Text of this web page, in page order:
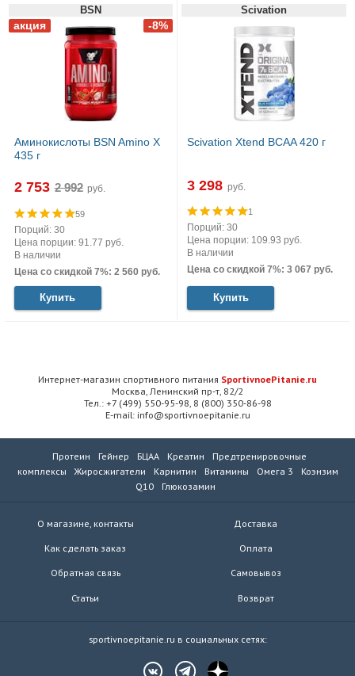
BSN
Аминокислоты BSN Amino X
435 г
2 753 руб.
59
Порций: 30
Цена порции: 91.77 руб.
В наличии
Цена со скидкой 7%: 2 560 руб.
Купить
Scivation
Scivation Xtend BCAA 420 г
3 298 руб.
1
Порций: 30
Цена порции: 109.93 руб.
В наличии
Цена со скидкой 7%: 3 067 руб.
Купить
Интернет-магазин спортивного питания SportivnoePitanie.ru
Москва, Ленинский пр-т, 82/2
Тел.: +7 (499) 550-95-98, 8 (800) 350-86-98
E-mail: info@sportivnoepitanie.ru
Протеин Гейнер БЦАА Креатин
Предтренировочные
комплексы
Жиросжигатели Карнитин Витамины Омега 3
Коэнзим
Q10
Глюкозамин
О магазине, контакты
Как сделать заказ
Обратная связь
Статьи
Доставка
Оплата
Самовывоз
Возврат
sportivnoepitanie.ru в социальных сетях: